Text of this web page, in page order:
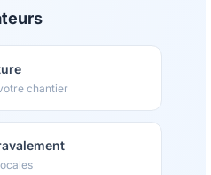
chantier